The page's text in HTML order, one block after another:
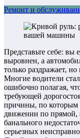
Ремонт и
Представьте себе: вы
выровнен, а
только раздражает,
Многие водители
ошибочно полагая,
требующей
причины, по которым
движении по прямой,
банального
серьезных